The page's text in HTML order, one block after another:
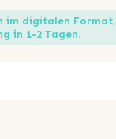
im digitalen Format,
in 1-2 Tagen.